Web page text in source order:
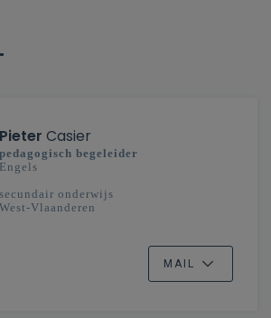
Pieter Casier
pedagogisch begeleider
Engels
secundair onderwijs
West-Vlaanderen
MAIL